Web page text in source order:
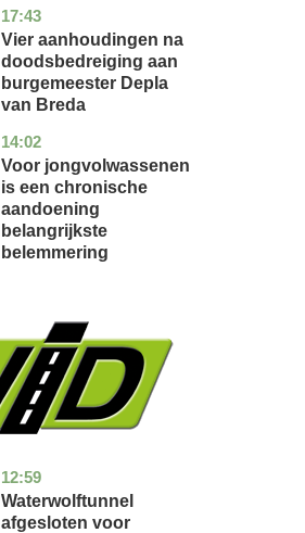
17:43
noord-
brabant
nieuws
Vier aanhoudingen na
doodsbedreiging aan
burgemeester Depla
van Breda
14:02
utrecht
gezondheid
Voor jongvolwassenen
is een chronische
aandoening
belangrijkste
belemmering
12:59
noord-
holland
nieuws
Waterwolftunnel
afgesloten voor